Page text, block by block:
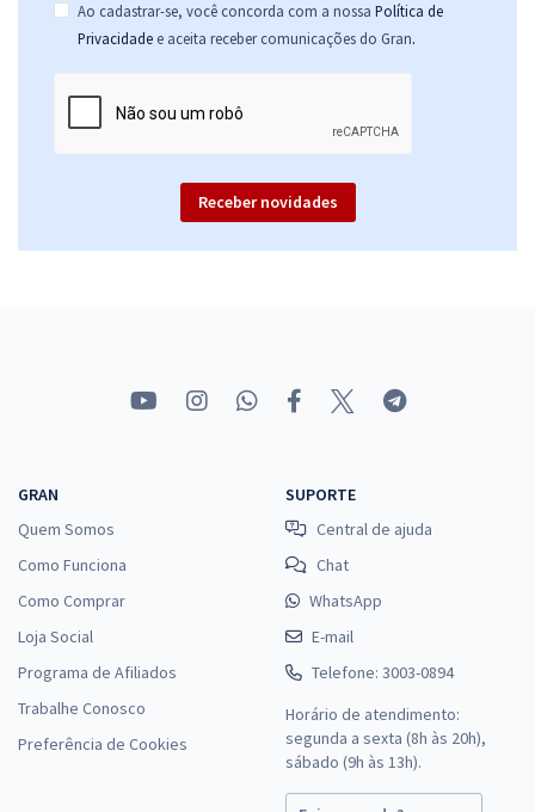
Ao cadastrar-se, você concorda com a nossa Política de
Privacidade e aceita receber comunicações do Gran.
Receber novidades
GRAN
Quem Somos
Como Funciona
Como Comprar
Loja Social
Programa de Afiliados
Trabalhe Conosco
Preferência de Cookies
SUPORTE
Central de ajuda
Chat
WhatsApp
E-mail
Telefone: 3003-0894
Horário de atendimento:
segunda a sexta (8h às 20h),
sábado (9h às 13h).